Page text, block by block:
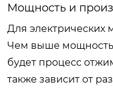
Мощность и
Для электрических
Чем выше
будет процесс
также зависит от